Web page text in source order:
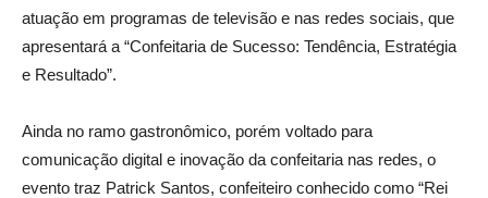
atuação em programas de televisão e nas redes sociais, que
apresentará a “Confeitaria de Sucesso: Tendência, Estratégia
e Resultado”.
Ainda no ramo gastronômico, porém voltado para
comunicação digital e inovação da confeitaria nas redes, o
evento traz Patrick Santos, confeiteiro conhecido como “Rei